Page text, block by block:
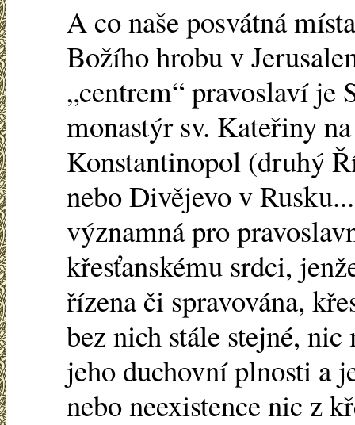
A co naše posvátná
Božího hrobu v
„centrem“ pravoslaví je
monastýr sv. Kateřiny
Konstantinopol (druhý
nebo Divějevo v
významná pro
křesťanskému srdci,
řízena či spravována,
bez nich stále stejné,
jeho duchovní plnosti a
nebo neexistence nic z